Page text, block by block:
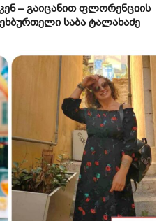
– გაიცანით ფლორენციის
საბა ტალახაძე